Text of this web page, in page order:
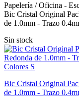
Papelería / Oficina -
Bic Cristal Original
de 1.0mm - Trazo
Sin stock
Bic Cristal Original
de 1.0mm - Trazo